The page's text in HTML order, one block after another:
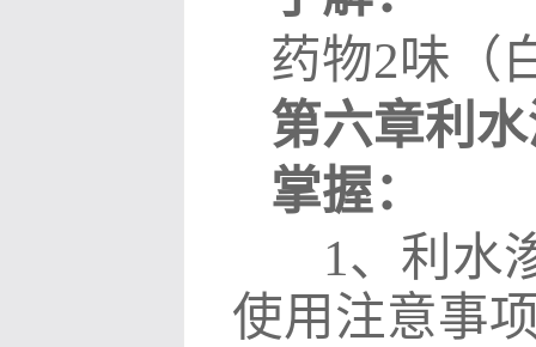
药物2味（
第六章利
掌握：
1、利水
使用注意事